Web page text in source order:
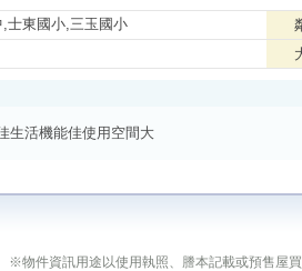
,士東國小,三玉國小
生活機能佳使用空間大
※物件資訊用途以使用執照、謄本記載或預售屋